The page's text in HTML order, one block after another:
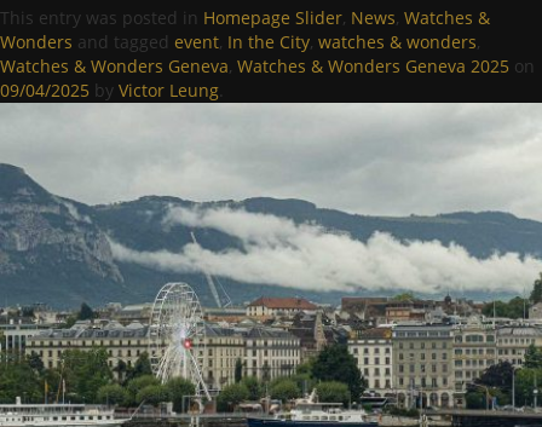
This entry was posted in Homepage Slider, News, Watches &
Wonders and tagged event, In the City, watches & wonders,
Watches & Wonders Geneva, Watches & Wonders Geneva 2025 on
09/04/2025 by Victor Leung.